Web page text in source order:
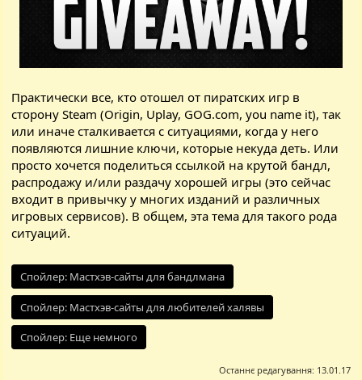
Практически все, кто отошел от пиратских игр в
сторонуSteam (Origin, Uplay, GOG.com, you name it), так
или иначе сталкивается с ситуациями, когда у него
появляются лишние ключи, которые некуда деть. Или
просто хочется поделиться ссылкой на крутой бандл,
распродажу и/или раздачу хорошей игры (это сейчас
входит в привычку у многих изданий и различных
игровых сервисов). В общем, эта тема для такого рода
ситуаций.
Спойлер: Мастхэв-сайты для бандлмана
Спойлер: Мастхэв-сайты для любителей халявы
Спойлер: Еще немного
Останнє редагування: 13.01.17